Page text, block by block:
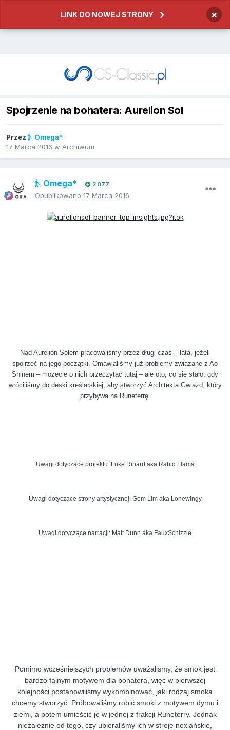
LINK DO NOWEJ STRONY ×
Spojrzenie na bohatera: Aurelion Sol
Przez
Omega*
17 Marca 2016 w Archiwum
Omega* 2 077
Opublikowano 17 Marca 2016
Nad Aurelion Solem pracowaliśmy przez długi czas – lata, jeżeli
spojrzeć na jego początki. Omawialiśmy już problemy związane z Ao
Shinem – możecie o nich przeczytać tutaj – ale oto, co się stało, gdy
wróciliśmy do deski kreślarskiej, aby stworzyć Architekta Gwiazd, który
przybywa na Runeterrę.
Uwagi dotyczące projektu: Luke Rinard aka Rabid Llama
Uwagi dotyczące strony artystycznej: Gem Lim aka Lonewingy
Uwagi dotyczące narracji: Matt Dunn aka FauxSchizzle
Pomimo wcześniejszych problemów uważaliśmy, że smok jest
bardzo fajnym motywem dla bohatera, więc w pierwszej
kolejności postanowiliśmy wykombinować, jaki rodzaj smoka
chcemy stworzyć. Próbowaliśmy robić smoki z motywem dymu i
ziemi, a potem umieścić je w jednej z frakcji Runeterry. Jednak
niezależnie od tego, czy ubieraliśmy ich w stroje noxiańskie,